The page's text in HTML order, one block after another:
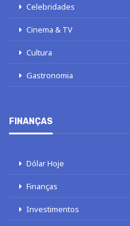
Celebridades
Cinema & TV
Cultura
Gastronomia
FINANÇAS
Dólar Hoje
Finanças
Investimentos